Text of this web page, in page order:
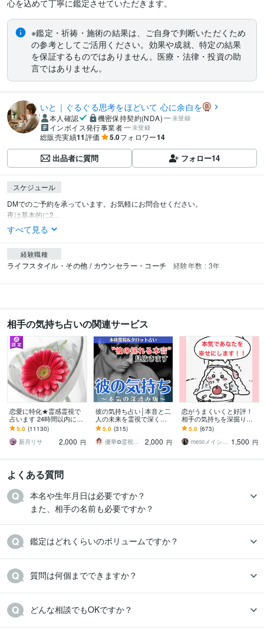
心を込めて丁寧に鑑定させていただきます。
※鑑定・祈祷・施術の結果は、ご自身で判断いただくため
の参考としてご活用ください。効果や成就、特定の結果
を保証するものではありません。医療・法律・投資の助
言ではありません。
いと｜ぐるぐる思考をほどいて 心に余白を
本人確認 機密保持契約(NDA) 未登録
インボイス発行事業者 未登録
総販売実績11評価 5.0フォロワー14
出品者に質問 フォロー14
スケジュール
DMでのご予約を承っています。お気軽にお問合せください。
夜は基本的に2...
すべて見る
経験職種
ライフスタイル・その他 / カウンセラー・コーチ 経験年数 : 3年
相手の気持ち占いの関連サービス
恋愛に特化★霊感霊視で
占います 24時間以内に返
信、スピリチュアル鑑定
5.0 (11130)
新月リサ
2,000 円
彼の気持ち占い│本音と二
人の未来を霊視で深く視
ます ※彼女の気持ちもO
K！6,000文字超で具体的
なアドバイスも
5.0 (315)
優華✿霊視で導く癒やしの恋占い師
2,000 円
恋がうまくいくと好評！
相手の気持ちを深掘りし
ます 不倫・復縁◎。霊感
タロットで潜在意識まで
迅速丁寧に鑑定します
5.0 (673)
meixiメイシー☆幸せ引き寄せる占い師 1,500 円
よくある質問
本名や生年月日は必要ですか？
また、相手の名前も必要ですか？
鑑定はどれくらいのボリュームですか？
質問は何個までできますか？
どんな相談でもOKですか？